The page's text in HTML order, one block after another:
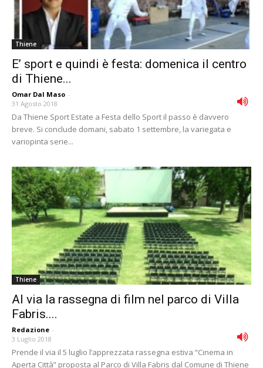
Thiene
E’ sport e quindi è festa: domenica il centro
di Thiene...
Omar Dal Maso -
31 Agosto 2018
Da Thiene Sport Estate a Festa dello Sport il passo è davvero
breve. Si conclude domani, sabato 1 settembre, la variegata e
variopinta serie...
Thiene
Al via la rassegna di film nel parco di Villa
Fabris....
Redazione -
3 Luglio 2018
Prende il via il 5 luglio l’apprezzata rassegna estiva “Cinema in
Aperta Città” proposta al Parco di Villa Fabris dal Comune di Thiene